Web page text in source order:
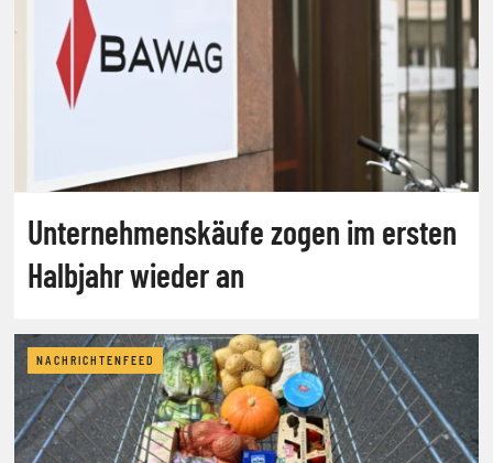
Unternehmenskäufe zogen im ersten
Halbjahr wieder an
NACHRICHTENFEED